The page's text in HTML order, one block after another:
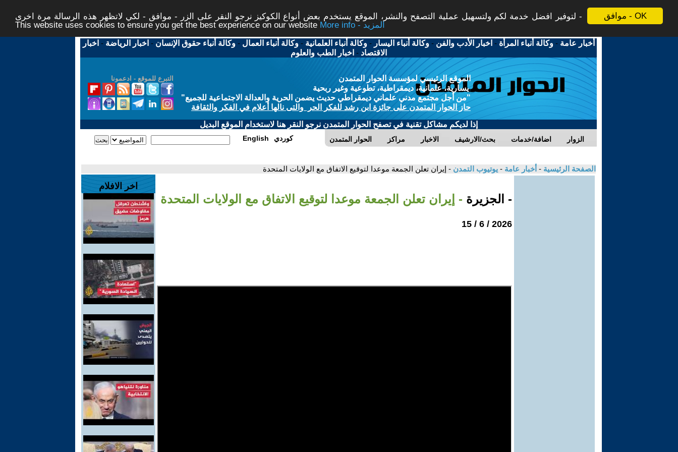
موافق - OK
لتوفير افضل خدمة لكم ولتسهيل عملية التصفح والنشر، الموقع يستخدم بعض أنواع الكوكيز نرجو النقر على الزر - موافق - لكي لاتظهر هذه الرسالة مرة اخرى -
This website uses cookies to ensure you get the best experience on our website
More info - المزيد
أخبار عامة -وكالة أنباء المرأة - اخبار الأدب والفن -وكالة أنباء اليسار -وكالة أنباء العلمانية -وكالة أنباء العمال -وكالة أنباء حقوق الإنسان - اخبار الرياضة - اخبار
الاقتصاد - اخبار الطب والعلوم
التبرع للموقع - ادعمونا
الموقع الرئيسي لمؤسسة الحوار المتمدن
يسارية، علمانية، ديمقراطية، تطوعية وغير ربحية
"من أجل مجتمع مدني علماني ديمقراطي حديث يضمن الحرية والعدالة الاجتماعية للجميع"
حاز الحوار المتمدن على جائزة ابن رشد للفكر الحر والتى نالها أعلام في الفكر والثقافة
إذا لديكم مشاكل تقنية في تصفح الحوار المتمدن نرجو النقر هنا لاستخدام الموقع البديل
الحوار المتمدن مراكز الاخبار بحث/الارشيف اضافة/خدمات الزوار English كوردي
الصفحة الرئيسية - أخبار عامة - يوتيوب التمدن - إيران تعلن الجمعة موعدا لتوقيع الاتفاق مع الولايات المتحدة
- الجزيرة - إيران تعلن الجمعة موعدا لتوقيع الاتفاق مع الولايات المتحدة
2026 / 6 / 15
اخر الافلام